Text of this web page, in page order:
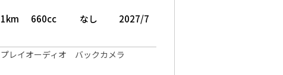
660cc なし 2027/7
レイオーディオ バックカメラ